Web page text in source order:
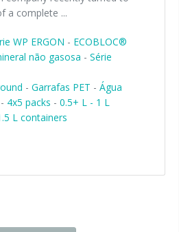
a complete ...
WP ERGON - ECOBLOC®
não gasosa - Série
- Garrafas PET - Água
- 4x5 packs - 0.5+ L - 1 L
L containers